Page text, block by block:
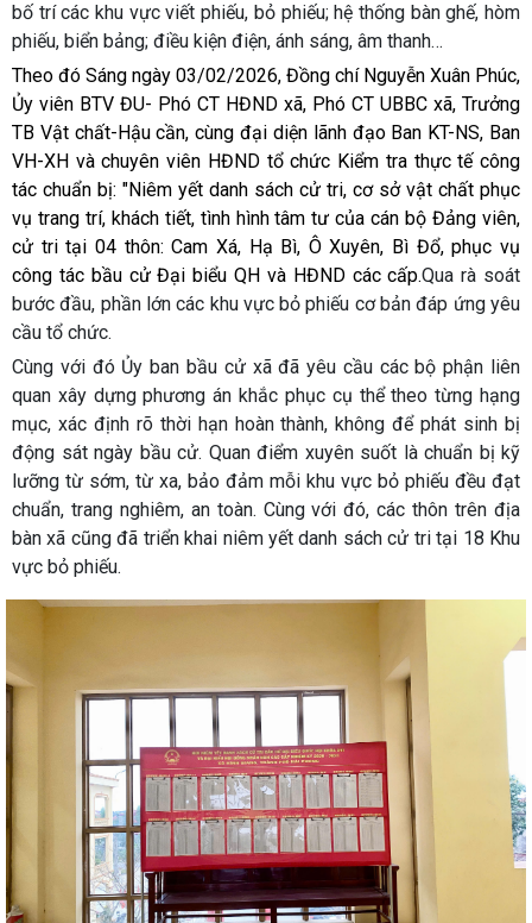
bố trí các khu vực viết phiếu, bỏ phiếu; hệ thống bàn ghế, hòm
phiếu, biển bảng; điều kiện điện, ánh sáng, âm thanh…
Theo đó Sáng ngày 03/02/2026, Đồng chí Nguyễn Xuân Phúc,
Ủy viên BTV ĐU- Phó CT HĐND xã, Phó CT UBBC xã, Trưởng
TB Vật chất-Hậu cần, cùng đại diện lãnh đạo Ban KT-NS, Ban
VH-XH và chuyên viên HĐND tổ chức Kiểm tra thực tế công
tác chuẩn bị: "Niêm yết danh sách cử tri, cơ sở vật chất phục
vụ trang trí, khách tiết, tình hình tâm tư của cán bộ Đảng viên,
cử tri tại 04 thôn: Cam Xá, Hạ Bì, Ô Xuyên, Bì Đổ, phục vụ
công tác bầu cử Đại biểu QH và HĐND các cấp.Qua rà soát
bước đầu, phần lớn các khu vực bỏ phiếu cơ bản đáp ứng yêu
cầu tổ chức.
Cùng với đó Ủy ban bầu cử xã đã yêu cầu các bộ phận liên
quan xây dựng phương án khắc phục cụ thể theo từng hạng
mục, xác định rõ thời hạn hoàn thành, không để phát sinh bị
động sát ngày bầu cử. Quan điểm xuyên suốt là chuẩn bị kỹ
lưỡng từ sớm, từ xa, bảo đảm mỗi khu vực bỏ phiếu đều đạt
chuẩn, trang nghiêm, an toàn. Cùng với đó, các thôn trên địa
bàn xã cũng đã triển khai niêm yết danh sách cử tri tại 18 Khu
vực bỏ phiếu.